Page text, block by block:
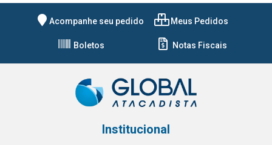
Acompanhe seu pedido Meus Pedidos
Boletos Notas Fiscais
Institucional